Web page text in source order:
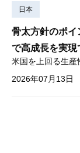
日本
骨太方針のポ
で高成長を実現
2026年07月13日